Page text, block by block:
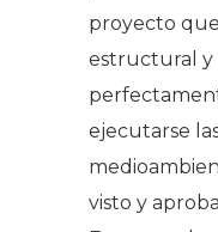
proyecto
estructural y
ejecutarse
visto y